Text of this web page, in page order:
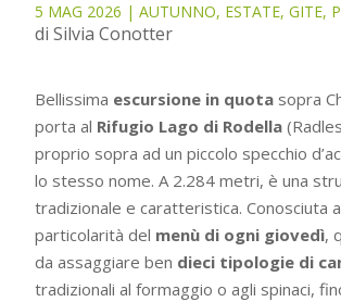
5 MAG 2026 |AUTUNNO, ESTATE,GITE,
di Silvia Conotter
Bellissima escursione in quota sopra
porta al Rifugio Lago di Rodella
proprio sopra ad un piccolo specchio
lo stesso nome. A 2.284 metri, è una
tradizionale e caratteristica. Conosciuta
particolarità del menù di ogni giovedì,
da assaggiare ben dieci tipologie di
tradizionali al formaggio o agli spinaci,